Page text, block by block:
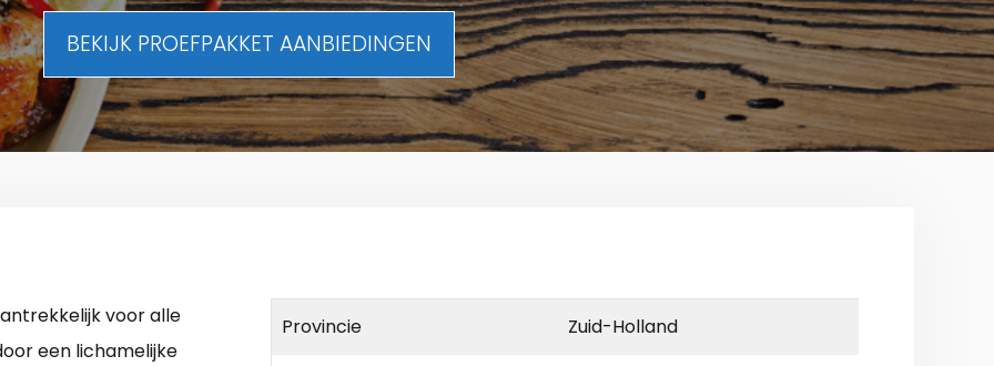
BEKIJK PROEFPAKKET AANBIEDINGEN
voor alle
een lichamelijke
Provincie Zuid-Holland